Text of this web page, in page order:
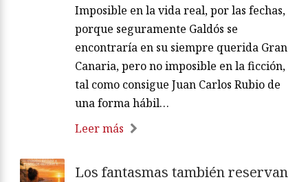
Imposible en la vida real, por las fechas,
porque seguramente Galdós se
encontraría en su siempre querida Gran
Canaria, pero no imposible en la ficción,
tal como consigue Juan Carlos Rubio de
una forma hábil…
Leer más
Los fantasmas también reservan